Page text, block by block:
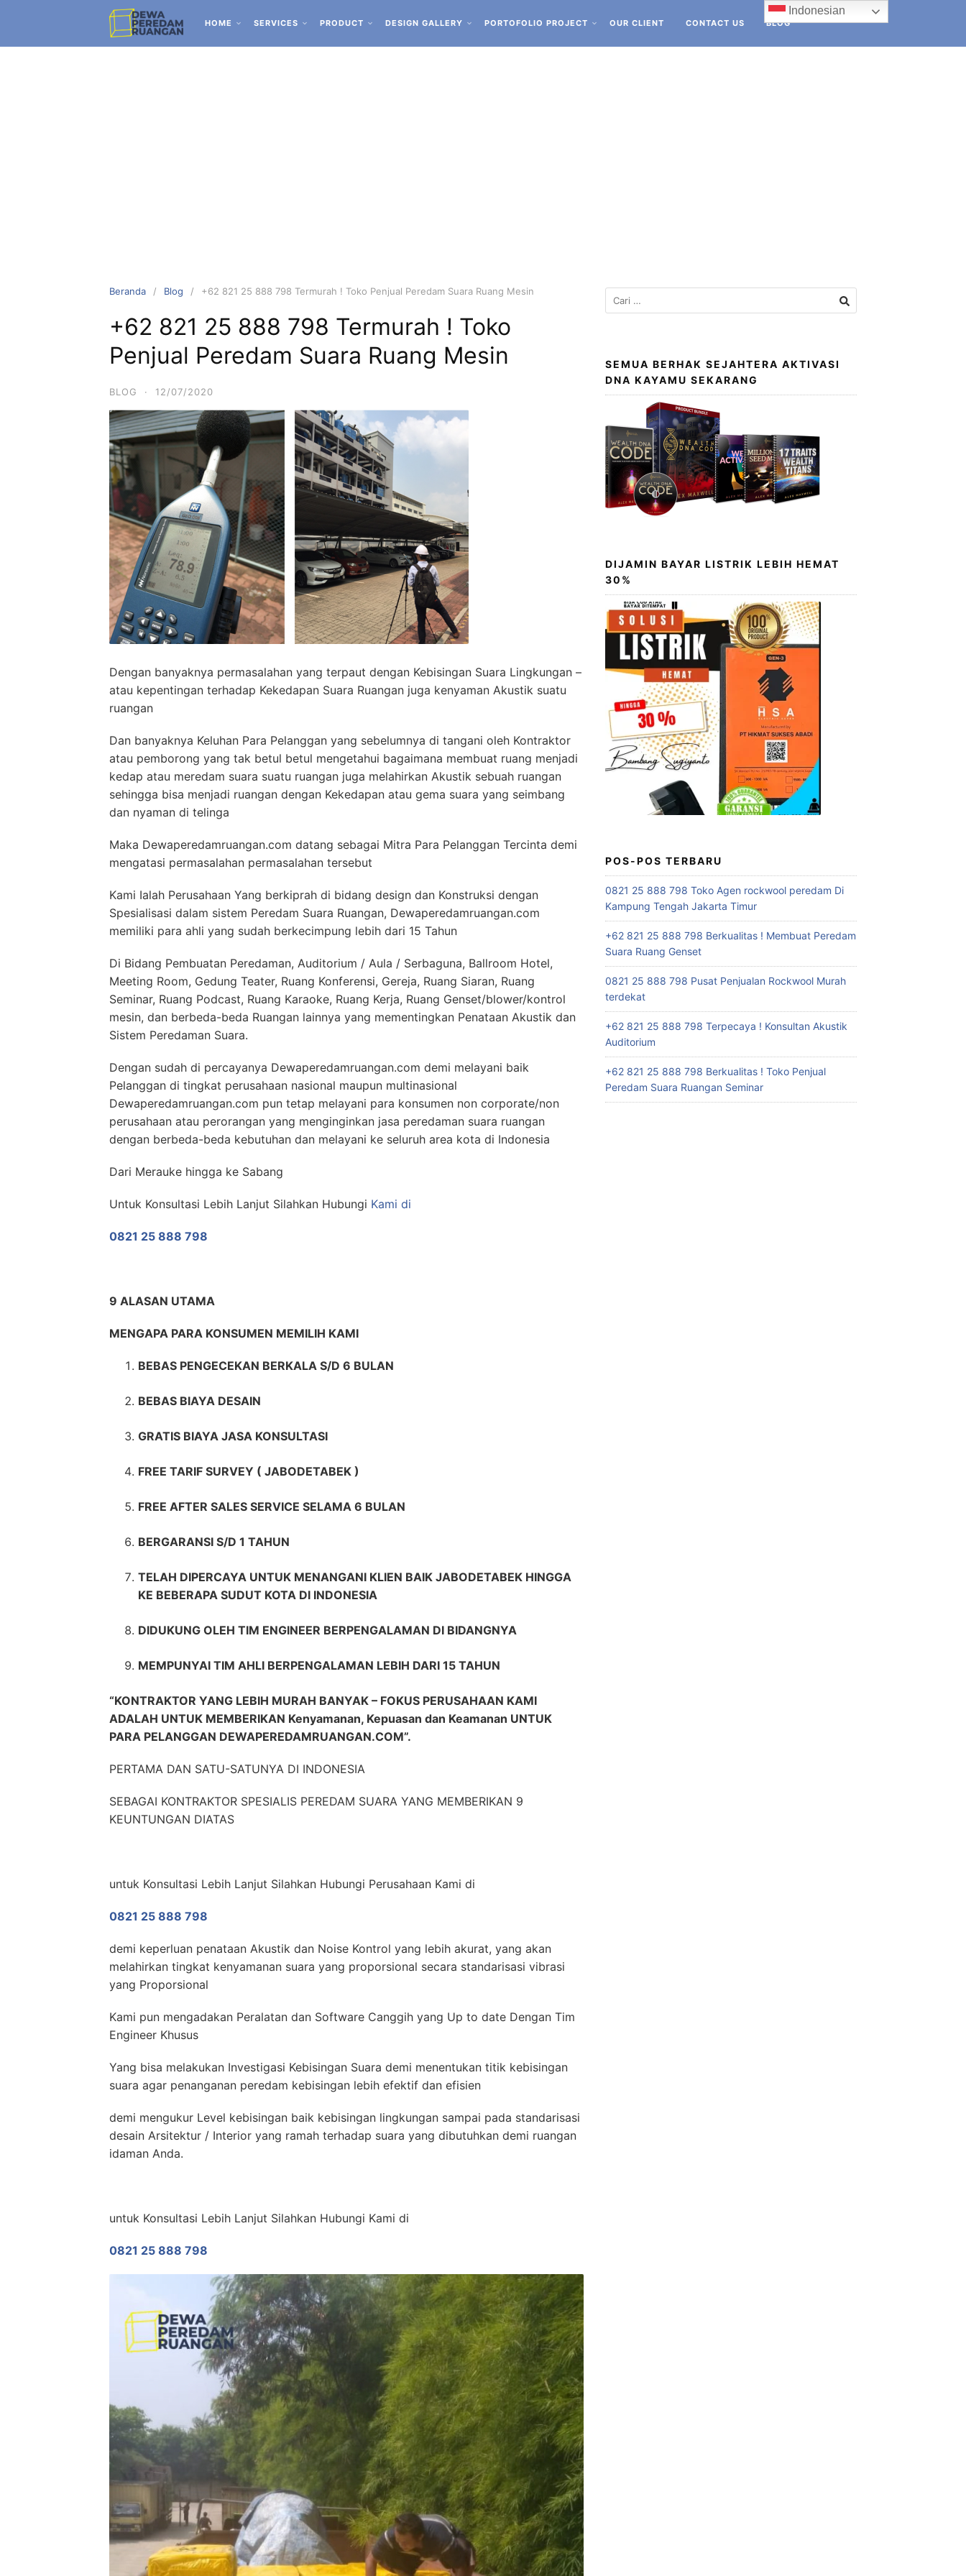
HOME SERVICES PRODUCT DESIGN GALLERY PORTOFOLIO PROJECT OUR CLIENT CONTACT US BLOG
Beranda Blog +62 821 25 888 798 Termurah ! Toko Penjual Peredam Suara Ruang Mesin
+62 821 25 888 798 Termurah ! Toko
Penjual Peredam Suara Ruang Mesin
BLOG · 12/07/2020
Dengan banyaknya permasalahan yang terpaut dengan Kebisingan Suara Lingkungan –
atau kepentingan terhadap Kekedapan Suara Ruangan juga kenyaman Akustik suatu
ruangan
Dan banyaknya Keluhan Para Pelanggan yang sebelumnya di tangani oleh Kontraktor
atau pemborong yang tak betul betul mengetahui bagaimana membuat ruang menjadi
kedap atau meredam suara suatu ruangan juga melahirkan Akustik sebuah ruangan
sehingga bisa menjadi ruangan dengan Kekedapan atau gema suara yang seimbang
dan nyaman di telinga
Maka Dewaperedamruangan.com datang sebagai Mitra Para Pelanggan Tercinta demi
mengatasi permasalahan permasalahan tersebut
Kami Ialah Perusahaan Yang berkiprah di bidang design dan Konstruksi dengan
Spesialisasi dalam sistem Peredam Suara Ruangan, Dewaperedamruangan.com
memiliki para ahli yang sudah berkecimpung lebih dari 15 Tahun
Di Bidang Pembuatan Peredaman, Auditorium / Aula / Serbaguna, Ballroom Hotel,
Meeting Room, Gedung Teater, Ruang Konferensi, Gereja, Ruang Siaran, Ruang
Seminar, Ruang Podcast, Ruang Karaoke, Ruang Kerja, Ruang Genset/blower/kontrol
mesin, dan berbeda-beda Ruangan lainnya yang mementingkan Penataan Akustik dan
Sistem Peredaman Suara.
Dengan sudah di percayanya Dewaperedamruangan.com demi melayani baik
Pelanggan di tingkat perusahaan nasional maupun multinasional
Dewaperedamruangan.com pun tetap melayani para konsumen non corporate/non
perusahaan atau perorangan yang menginginkan jasa peredaman suara ruangan
dengan berbeda-beda kebutuhan dan melayani ke seluruh area kota di Indonesia
Dari Merauke hingga ke Sabang
Untuk Konsultasi Lebih Lanjut Silahkan Hubungi Kami di
0821 25 888 798
9 ALASAN UTAMA
MENGAPA PARA KONSUMEN MEMILIH KAMI
BEBAS PENGECEKAN BERKALA S/D 6 BULAN
BEBAS BIAYA DESAIN
GRATIS BIAYA JASA KONSULTASI
FREE TARIF SURVEY ( JABODETABEK )
FREE AFTER SALES SERVICE SELAMA 6 BULAN
BERGARANSI S/D 1 TAHUN
TELAH DIPERCAYA UNTUK MENANGANI KLIEN BAIK JABODETABEK HINGGA
KE BEBERAPA SUDUT KOTA DI INDONESIA
DIDUKUNG OLEH TIM ENGINEER BERPENGALAMAN DI BIDANGNYA
MEMPUNYAI TIM AHLI BERPENGALAMAN LEBIH DARI 15 TAHUN
“KONTRAKTOR YANG LEBIH MURAH BANYAK – FOKUS PERUSAHAAN KAMI
ADALAH UNTUK MEMBERIKAN Kenyamanan, Kepuasan dan Keamanan UNTUK
PARA PELANGGAN DEWAPEREDAMRUANGAN.COM”.
PERTAMA DAN SATU-SATUNYA DI INDONESIA
SEBAGAI KONTRAKTOR SPESIALIS PEREDAM SUARA YANG MEMBERIKAN 9
KEUNTUNGAN DIATAS
untuk Konsultasi Lebih Lanjut Silahkan Hubungi Perusahaan Kami di
0821 25 888 798
demi keperluan penataan Akustik dan Noise Kontrol yang lebih akurat, yang akan
melahirkan tingkat kenyamanan suara yang proporsional secara standarisasi vibrasi
yang Proporsional
Kami pun mengadakan Peralatan dan Software Canggih yang Up to date Dengan Tim
Engineer Khusus
Yang bisa melakukan Investigasi Kebisingan Suara demi menentukan titik kebisingan
suara agar penanganan peredam kebisingan lebih efektif dan efisien
demi mengukur Level kebisingan baik kebisingan lingkungan sampai pada standarisasi
desain Arsitektur / Interior yang ramah terhadap suara yang dibutuhkan demi ruangan
idaman Anda.
untuk Konsultasi Lebih Lanjut Silahkan Hubungi Kami di
0821 25 888 798
SEMUA BERHAK SEJAHTERA AKTIVASI
DNA KAYAMU SEKARANG
DIJAMIN BAYAR LISTRIK LEBIH HEMAT
30%
POS-POS TERBARU
0821 25 888 798 Toko Agen rockwool peredam Di
Kampung Tengah Jakarta Timur
+62 821 25 888 798 Berkualitas ! Membuat Peredam
Suara Ruang Genset
0821 25 888 798 Pusat Penjualan Rockwool Murah
terdekat
+62 821 25 888 798 Terpecaya ! Konsultan Akustik
Auditorium
+62 821 25 888 798 Berkualitas ! Toko Penjual
Peredam Suara Ruangan Seminar
Indonesian